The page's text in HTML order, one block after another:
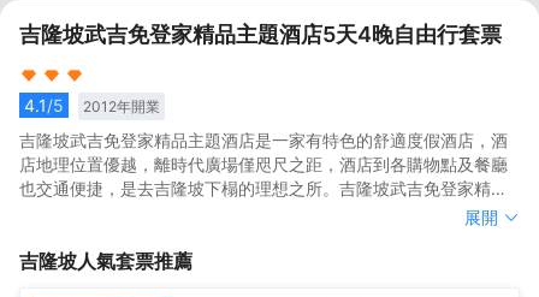
吉隆坡武吉免登家精品主題酒店5天4晚自由行套票
4.1/5 2012年開業
吉隆坡武吉免登家精品主題酒店是一家有特色的舒適度假酒店，酒
店地理位置優越，離時代廣場僅咫尺之距，酒店到各購物點及餐廳
也交通便捷，是去吉隆坡下榻的理想之所。吉隆坡武吉免登家精品
主題酒店提供主題型客房，為住店的旅客帶來別樣的入住體驗，主
話故事等等。裝修舒適考究，基礎設施齊全，還有免費無限上網。
吉隆坡武吉免登家精品主題酒店是一家有特色的舒適度假酒店，酒
也交通便捷，是去吉隆坡下榻的理想之所。吉隆坡武吉免登家精品
展開
吉隆坡人氣套票推薦